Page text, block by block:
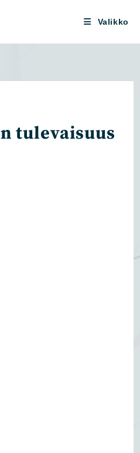
Valikko
tulevaisuus